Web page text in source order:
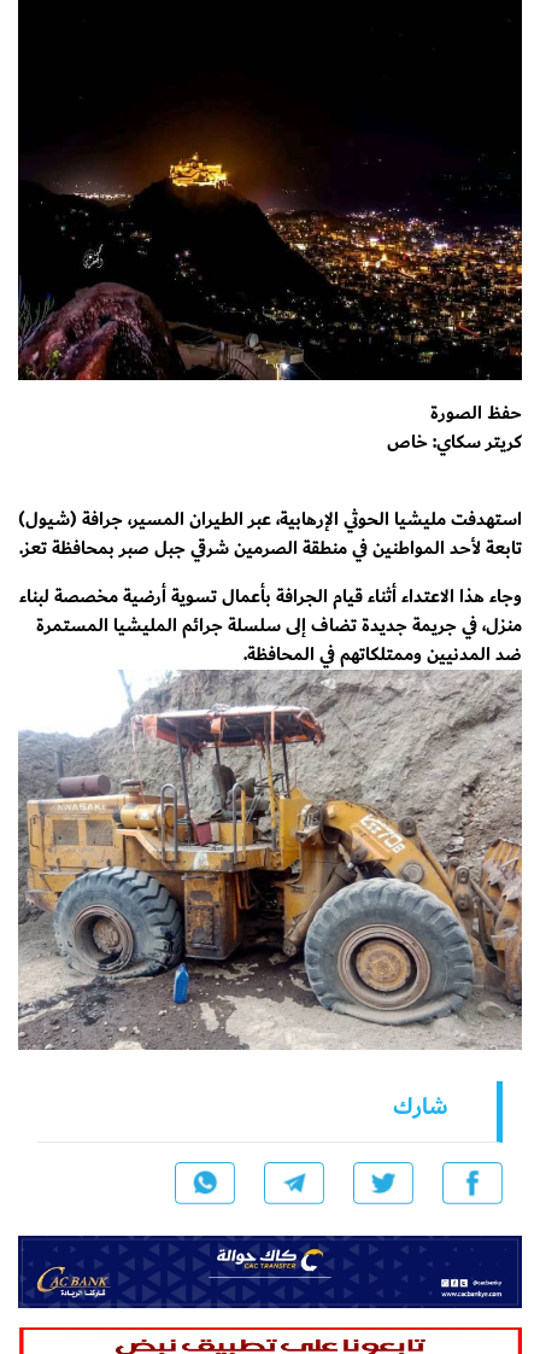
حفظ الصورة
كريتر سكاي: خاص
استهدفت مليشيا الحوثي الإرهابية، عبر الطيران المسير، جرافة (شيول)
تابعة لأحد المواطنين في منطقة الصرمين شرقي جبل صبر بمحافظة تعز.
وجاء هذا الاعتداء أثناء قيام الجرافة بأعمال تسوية أرضية مخصصة لبناء
منزل، في جريمة جديدة تضاف إلى سلسلة جرائم المليشيا المستمرة
ضد المدنيين وممتلكاتهم في المحافظة.
شارك